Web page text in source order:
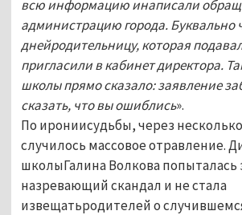
всю информацию инаписали
администрацию города. Буквально
днейродительницу, которая
пригласили в кабинет директора.
школы прямо сказало: заявление
сказать, что вы ошиблись».
По ирониисудьбы, через
случилось массовое отравление.
школыГалина Волкова попыталась
назревающий скандал и не стала
извещатьродителей о